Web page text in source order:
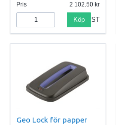
Pris
2 102.50
Köp ST
Geo Lock för papper